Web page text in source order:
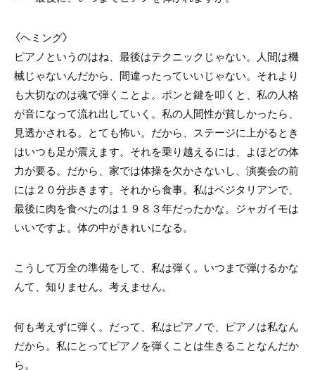
〈ヘミング〉
ピアノというのはね、最後はテクニックじゃない。人間は機
械じゃないんだから、間違ったっていいじゃない。それより
も大切なのは魂で弾くことよ。ポンと鍵を叩くと、私の人格
が音になって流れ出していく。私の人間性が貧しかったら、
見透かされる。とても怖い。だから、ステージに上がるとき
はいつも足が震えます。それを乗り越えるには、よほどの体
力が要る。だから、家では体操を欠かさないし、演奏会の前
には２０分歩きます。それから食事。私はベジタリアンで、
最後に肉を食べたのは１９８３年だったかな。ジャガイモは
いいですよ。体の中がきれいになる。
こうして万全の準備をして、私は弾く。いつまで弾けるかな
んて、知りません。考えません。
何も考えずに弾く。だって、私はピアノで、ピアノは私なん
だから。私にとってピアノを弾くことは生きることなんだか
ら。